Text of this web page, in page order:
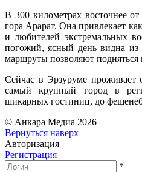
В 300 километрах восточнее
гора Арарат. Она привлекает
и любителей экстремальных
погожий, ясный день видна из
маршруты позволяют подняться
Сейчас в Эрзуруме проживает
самый крупный город в
шикарных гостиниц, до
© Анкара Медиа 2026
Вернуться наверх
Авторизация
Регистрация
*